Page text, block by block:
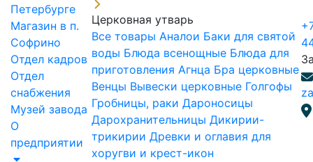
Петербурге
Магазин в п.
Софрино
Отдел кадров
Отдел
снабжения
Музей завода
О
предприятии
Церковная утварь
Все товары Аналои Баки для святой
воды Блюда всенощные Блюда для
приготовления Агнца Бра церковные
Венцы Вывески церковные Голгофы
Гробницы, раки Дароносицы
Дарохранительницы Дикирии-
трикирии Древки и оглавия для
хоругви и крест-икон